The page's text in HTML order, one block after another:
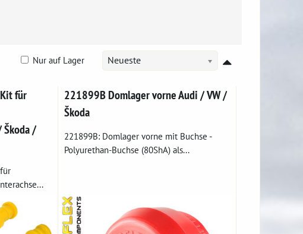
Neueste
Nur auf Lager
für
Škoda /
221899B Domlager vorne Audi / VW /
Škoda
221899B: Domlager vorne mit Buchse -
Polyurethan-Buchse (80ShA) als...